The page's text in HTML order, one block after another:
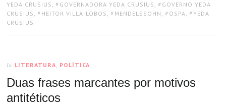
YEDA CRUSIUS , GOVERNADORA YEDA CRUSIUS , GOVERNO YEDA
CRUSIUS , HEITOR VILLA-LOBOS , MENDELSSOHN , OSPA, YEDA
CRUSIUS
In LITERATURA, POLÍTICA
Duas frases marcantes por motivos
antitéticos